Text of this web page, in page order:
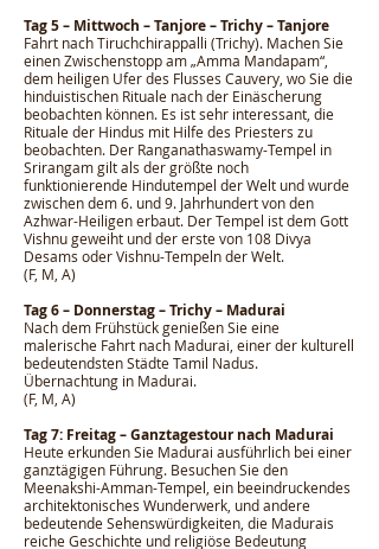
Tag 5 – Mittwoch – Tanjore – Trichy – Tanjore
Fahrt nach Tiruchchirappalli (Trichy). Machen Sie
einen Zwischenstopp am „Amma Mandapam“,
dem heiligen Ufer des Flusses Cauvery, wo Sie die
hinduistischen Rituale nach der Einäscherung
beobachten können. Es ist sehr interessant, die
Rituale der Hindus mit Hilfe des Priesters zu
beobachten. Der Ranganathaswamy-Tempel in
Srirangam gilt als der größte noch
funktionierende Hindutempel der Welt und wurde
zwischen dem 6. und 9. Jahrhundert von den
Azhwar-Heiligen erbaut. Der Tempel ist dem Gott
Vishnu geweiht und der erste von 108 Divya
Desams oder Vishnu-Tempeln der Welt.
(F, M, A)
Tag 6 – Donnerstag – Trichy – Madurai
Nach dem Frühstück genießen Sie eine
malerische Fahrt nach Madurai, einer der kulturell
bedeutendsten Städte Tamil Nadus.
Übernachtung in Madurai.
(F, M, A)
Tag 7: Freitag – Ganztagestour nach Madurai
Heute erkunden Sie Madurai ausführlich bei einer
ganztägigen Führung. Besuchen Sie den
Meenakshi-Amman-Tempel, ein beeindruckendes
architektonisches Wunderwerk, und andere
bedeutende Sehenswürdigkeiten, die Madurais
reiche Geschichte und religiöse Bedeutung